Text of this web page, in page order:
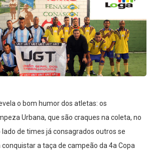
o bom humor dos atletas: os
Urbana, que são craques na coleta, no
lado de times já consagrados outros se
a taça de campeão da 4a Copa